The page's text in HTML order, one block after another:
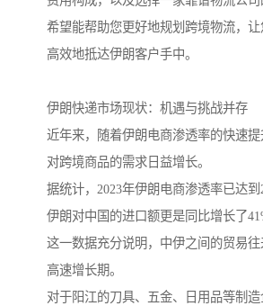
希望能帮助您更好地规划跨境物流，让
高效地抵达伊朗客户手中。
伊朗快递市场现状：机遇与挑战并存
近年来，随着伊朗电商渗透率的快速
对跨境商品的需求日益增长。
据统计，2023年伊朗电商渗透率已达到
伊朗对中国的进口额更是同比增长了
这一数据充分说明，中伊之间的贸易
高速增长期。
对于阳江的刀具、五金、日用品等制